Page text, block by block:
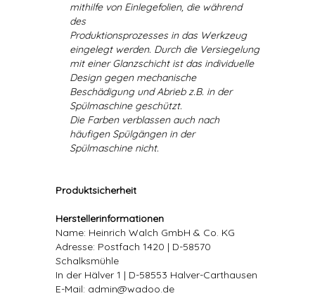
mithilfe von Einlegefolien, die während
des
Produktionsprozesses in das Werkzeug
eingelegt werden. Durch die Versiegelung
mit einer Glanzschicht ist das individuelle
Design gegen mechanische
Beschädigung und Abrieb z.B. in der
Spülmaschine geschützt.
Die Farben verblassen auch nach
häufigen Spülgängen in der
Spülmaschine nicht.
Produktsicherheit
Herstellerinformationen
Name: Heinrich Walch GmbH & Co. KG
Adresse: Postfach 1420 | D-58570
Schalksmühle
In der Hälver 1 | D-58553 Halver-Carthausen
E-Mail: admin@wadoo.de